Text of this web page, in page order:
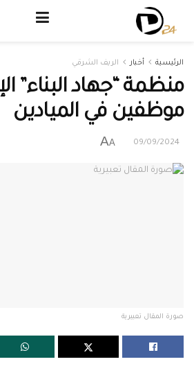
الرئيسية أخبار الريف الشرقي
منظمة “جهاد البناء”
موظفين في الميادين
09/09/2024
A
A
صورة المقال تعبيرية